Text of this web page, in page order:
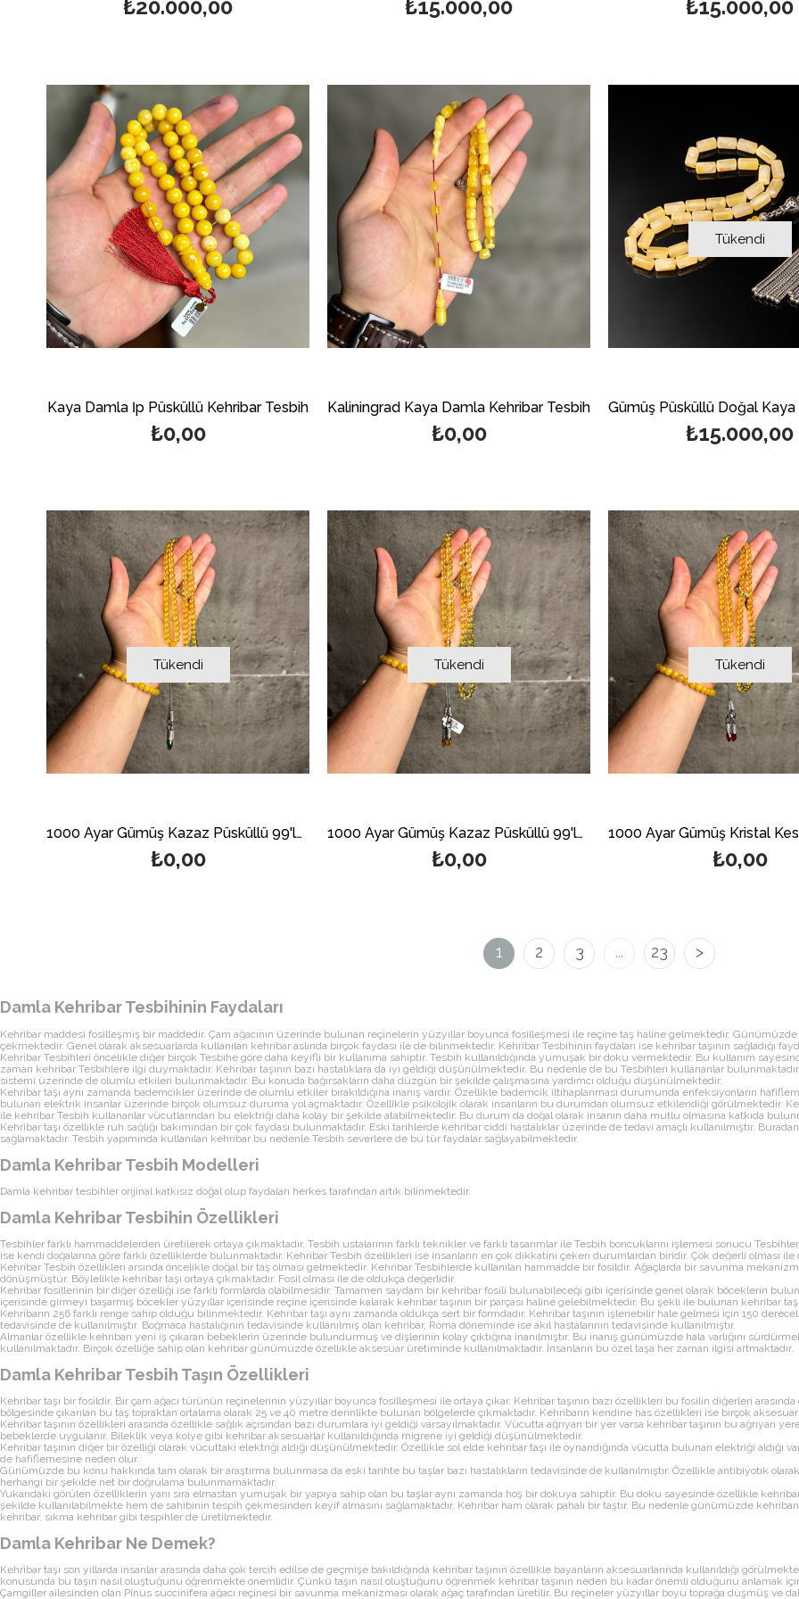
₺20.000,00 ₺15.000,00 ₺15.000,00
Kaya Damla İp Püsküllü Kehribar Tesbih
₺0,00
Kaliningrad Kaya Damla Kehribar Tesbih
₺0,00
Tükendi
₺15.000,00
Tükendi
1000 Ayar Gümüş Kazaz Püsküllü 99'luk Damla Kehribar Tesbih
₺0,00
Tükendi
1000 Ayar Gümüş Kazaz Püsküllü 99'luk Küre Model Damla Kehribar Tesbih
₺0,00
Tükendi
₺0,00
1 2 3 ... 23 >
Damla Kehribar Tesbihinin Faydaları
Kehribar maddesi fosilleşmiş bir maddedir. Çam ağacının üzerinde bulunan reçinelerin yüzyıllar boyunca fosilleşmesi ile reçine taş haline gelmektedir. Günümüzde
çekmektedir. Genel olarak aksesuarlarda kullanılan kehribar aslında birçok faydası ile de bilinmektedir. Kehribar Tesbihinin faydaları ise kehribar taşının sağladığı
Kehribar Tesbihleri öncelikle diğer birçok Tesbihe göre daha keyifli bir kullanıma sahiptir. Tesbih kullanıldığında yumuşak bir doku vermektedir. Bu kullanım
zaman kehribar Tesbihlere ilgi duymaktadır. Kehribar taşının bazı hastalıklara da iyi geldiği düşünülmektedir. Bu nedenle de bu Tesbihleri kullananlar
sistemi üzerinde de olumlu etkileri bulunmaktadır. Bu konuda bağırsakların daha düzgün bir şekilde çalışmasına yardımcı olduğu düşünülmektedir.
Kehribar taşı aynı zamanda bademcikler üzerinde de olumlu etkiler bırakıldığına inanış vardır. Özellikle bademcik iltihaplanması durumunda enfeksiyonların
bulunan elektrik insanlar üzerinde birçok olumsuz duruma yol açmaktadır. Özellikle psikolojik olarak insanların bu durumdan olumsuz etkilendiği görülmektedir.
ile kehribar Tesbih kullananlar vücutlarından bu elektriği daha kolay bir şekilde atabilmektedir. Bu durum da doğal olarak insanın daha mutlu olmasına katkıda
Kehribar taşı özellikle ruh sağlığı bakımından bir çok faydası bulunmaktadır. Eski tarihlerde kehribar ciddi hastalıklar üzerinde de tedavi amaçlı kullanılmıştır.
sağlamaktadır. Tesbih yapımında kullanılan kehribar bu nedenle Tesbih severlere de bu tür faydalar sağlayabilmektedir.
Damla Kehribar Tesbih Modelleri
Damla kehribar tesbihler orijinal katkısız doğal olup faydaları herkes tarafından artık bilinmektedir.
Damla Kehribar Tesbihin Özellikleri
Tesbihler farklı hammaddelerden üretilerek ortaya çıkmaktadır. Tesbih ustalarının farklı teknikler ve farklı tasarımlar ile Tesbih boncuklarını işlemesi sonucu
ise kendi doğalarına göre farklı özelliklerde bulunmaktadır. Kehribar Tesbih özellikleri ise insanların en çok dikkatini çeken durumlardan biridir. Çok değerli olması
Kehribar Tesbih özellikleri arsında öncelikle doğal bir taş olması gelmektedir. Kehribar Tesbihlerde kullanılan hammadde bir fosildir. Ağaçlarda bir savunma
dönüşmüştür. Böylelikle kehribar taşı ortaya çıkmaktadır. Fosil olması ile de oldukça değerlidir.
Kehribar fosillerinin bir diğer özelliği ise farklı formlarda olabilmesidir. Tamamen saydam bir kehribar fosili bulunabileceği gibi içerisinde genel olarak böceklerin
içerisinde girmeyi başarmış böcekler yüzyıllar içerisinde reçine içerisinde kalarak kehribar taşının bir parçası haline gelebilmektedir. Bu şekli ile bulunan kehribar
Kehribarın 256 farklı renge sahip olduğu bilinmektedir. Kehribar taşı aynı zamanda oldukça sert bir formdadır. Kehribar taşının işlenebilir hale gelmesi için 150
tedavisinde de kullanılmıştır. Boğmaca hastalığının tedavisinde kullanılmış olan kehribar, Roma döneminde ise akıl hastalarının tedavisinde kullanılmıştır.
Almanlar özellikle kehribarı yeni iş çıkaran bebeklerin üzerinde bulundurmuş ve dişlerinin kolay çıktığına inanılmıştır. Bu inanış günümüzde hala varlığını
kullanılmaktadır. Birçok özelliğe sahip olan kehribar günümüzde özellikle aksesuar üretiminde kullanılmaktadır. İnsanların bu özel taşa her zaman ilgisi artmaktadır.
Damla Kehribar Tesbih Taşın Özellikleri
Kehribar taşı bir fosildir. Bir çam ağacı türünün reçinelerinin yüzyıllar boyunca fosilleşmesi ile ortaya çıkar. Kehribar taşının bazı özellikleri bu fosilin diğerleri
bölgesinde çıkarılan bu taş topraktan ortalama olarak 25 ve 40 metre derinlikte bulunan bölgelerde çıkmaktadır. Kehribarın kendine has özellikleri ise birçok aksesuar
Kehribar taşının özellikleri arasında özellikle sağlık açısından bazı durumlara iyi geldiği varsayılmaktadır. Vücutta ağrıyan bir yer varsa kehribar taşının bu
bebeklerde uygulanır. Bileklik veya kolye gibi kehribar aksesuarlar kullanıldığında migrene iyi geldiği düşünülmektedir.
Kehribar taşının diğer bir özelliği olarak vücuttaki elektriği aldığı düşünülmektedir. Özellikle sol elde kehribar taşı ile oynandığında vücutta bulunan elektriği aldığı
de hafiflemesine neden olur.
Günümüzde bu konu hakkında tam olarak bir araştırma bulunmasa da eski tarihte bu taşlar bazı hastalıkların tedavisinde de kullanılmıştır. Özellikle antibiyotik
herhangi bir şekilde net bir doğrulama bulunmamaktadır.
Yukarıdaki görülen özelliklerin yanı sıra elmastan yumuşak bir yapıya sahip olan bu taşlar aynı zamanda hoş bir dokuya sahiptir. Bu doku sayesinde özellikle
şekilde kullanılabilmekte hem de sahibinin tespih çekmesinden keyif almasını sağlamaktadır. Kehribar ham olarak pahalı bir taştır. Bu nedenle günümüzde
kehribar, sıkma kehribar gibi tespihler de üretilmektedir.
Damla Kehribar Ne Demek?
Kehribar taşı son yıllarda insanlar arasında daha çok tercih edilse de geçmişe bakıldığında kehribar taşının özellikle bayanların aksesuarlarında kullanıldığı
konusunda bu taşın nasıl oluştuğunu öğrenmekte önemlidir. Çünkü taşın nasıl oluştuğunu öğrenmek kehribar taşının neden bu kadar önemli olduğunu anlamak
Çamgiller ailesinden olan Pinus succinifera ağacı reçinesi bir savunma mekanizması olarak ağaç tarafından üretilir. Bu reçineler yüzyıllar boyu toprağa düşmüş ve